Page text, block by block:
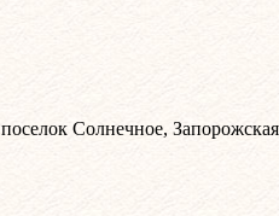
Солнечное, Запорожская